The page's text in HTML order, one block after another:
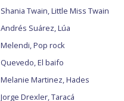
Shania Twain, Little Miss Twain
Andrés Suárez, Lúa
Melendi, Pop rock
Quevedo, El baifo
Melanie Martinez, Hades
Jorge Drexler, Taracá